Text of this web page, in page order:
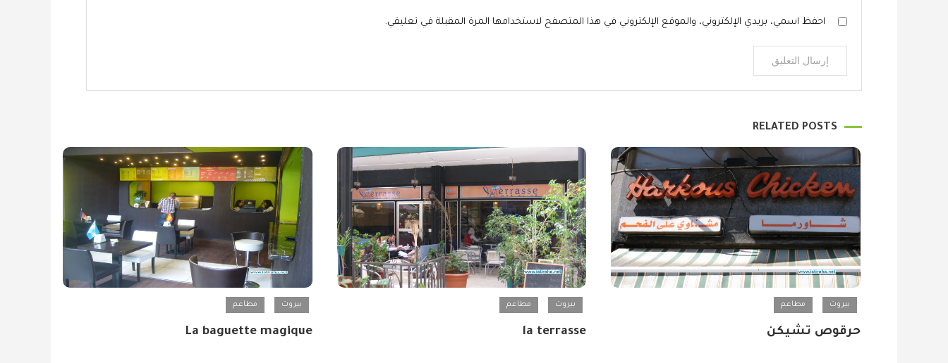
احفظ اسمي، بريدي الإلكتروني، والموقع الإلكتروني في هذا المتصفح لاستخدامها المرة المقبلة في تعليقي.
RELATED POSTS
بيروت مطاعم
حرقوص تشيكن
بيروت مطاعم
la terrasse
بيروت مطاعم
La baguette magique